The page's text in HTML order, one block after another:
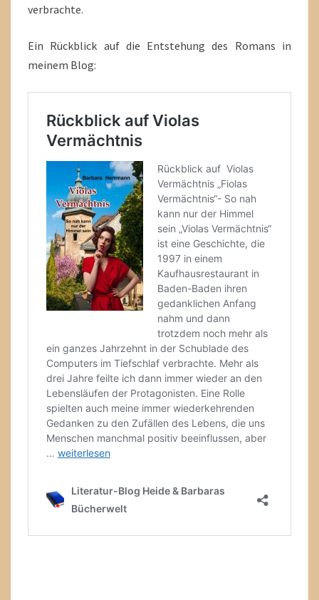
verbrachte.
Ein Rückblick auf die Entstehung des Romans in
meinem Blog: